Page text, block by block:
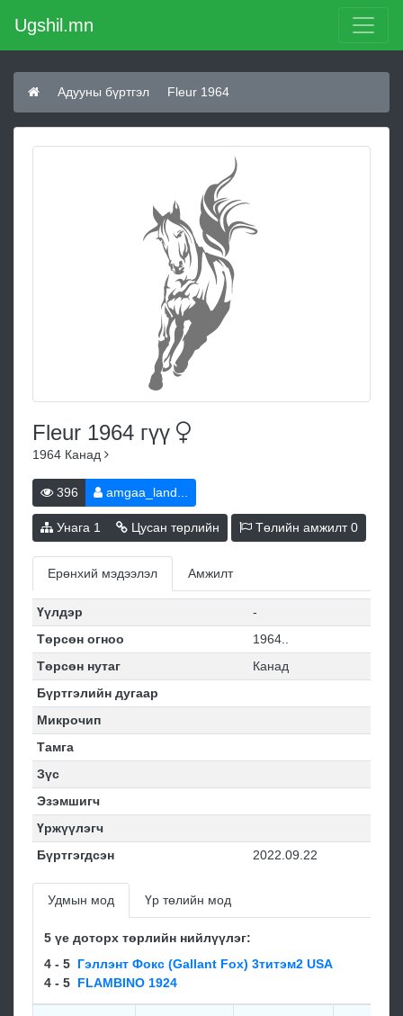
Ugshil.mn
Адууны бүртгэл Fleur 1964
Fleur 1964 гүү
1964 Канад
396 amgaa_land...
Унага 1 Цусан төрлийн Төлийн амжилт0
Ерөнхий мэдээлэл Амжилт
Үүлдэр
-
Төрсөн огноо
1964..
Төрсөн нутаг
Канад
Бүртгэлийн дугаар
Микрочип
Тамга
Зүс
Эзэмшигч
Үржүүлэгч
Бүртгэгдсэн
2022.09.22
Удмын мод Үр төлийн мод
5 үе доторх төрлийн нийлүүлэг:
4 - 5 Гэллэнт Фокс (Gallant Fox) 3титэм2 USA
4 - 5 FLAMBINO 1924